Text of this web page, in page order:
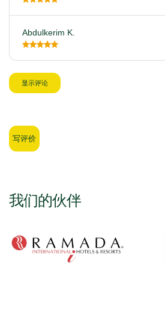
Abdulkerim K.
显示评论
写评价
我们的伙伴